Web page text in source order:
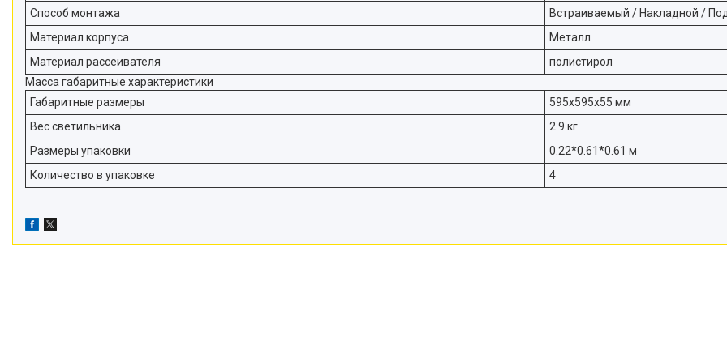
Способ монтажа
Встраиваемый / Накладной /
Материал корпуса
Металл
Материал рассеивателя
полистирол
Масса габаритные характеристики
Габаритные размеры
595х595х55 мм
Вес светильника
2.9 кг
Размеры упаковки
0.22*0.61*0.61 м
Количество в упаковке
4